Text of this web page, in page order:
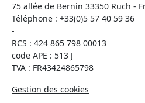
75 allée de Bernin 33350 Ruch -
Téléphone : +33(0)5 57 40 59 36
-
RCS : 424 865 798 00013
code APE : 513 J
TVA : FR43424865798
Gestion des cookies